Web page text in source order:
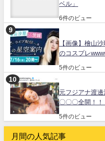
ベル」
6件のビュー
【画像】檜山
のコスプレ
5件のビュー
元フジアナ渡
〇〇〇全開！！
5件のビュー
月間の人気記事